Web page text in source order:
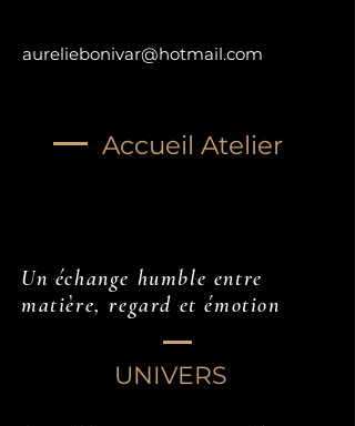
aureliebonivar@hotmail.com
Accueil Atelier
Un échange humble entre
matière, regard et émotion
UNIVERS